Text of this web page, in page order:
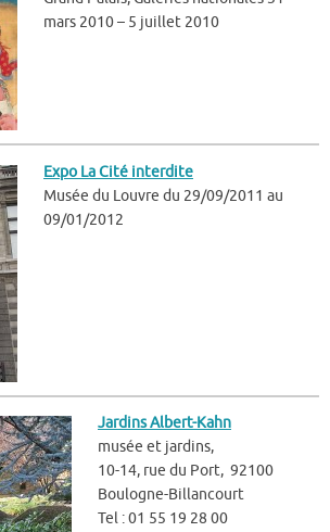
mars 2010 – 5 juillet 2010
Expo La Cité interdite
Musée du Louvre du 29/09/2011 au
09/01/2012
Jardins Albert-Kahn
musée et jardins,
10-14, rue du Port, 92100
Boulogne-Billancourt
Tel : 01 55 19 28 00